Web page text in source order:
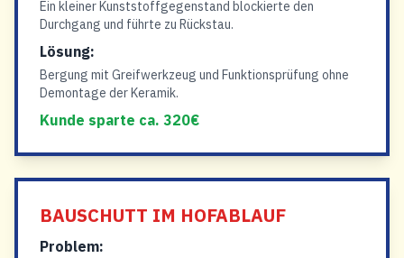
Ein kleiner Kunststoffgegenstand blockierte den
Durchgang und führte zu Rückstau.
Lösung:
Bergung mit Greifwerkzeug und Funktionsprüfung ohne
Demontage der Keramik.
Kunde sparte ca. 320€
BAUSCHUTT IM HOFABLAUF
Problem: